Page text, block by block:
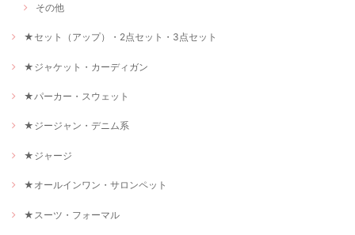
その他
★セット（アップ）・2点セット・3点セット
★ジャケット・カーディガン
★パーカー・スウェット
★ジージャン・デニム系
★ジャージ
★オールインワン・サロンペット
★スーツ・フォーマル